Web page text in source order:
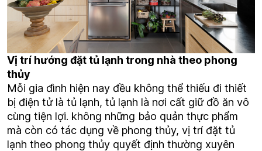
Vị trí hướng đặt tủ lạnh trong nhà theo phong
thủy
Mỗi gia đình hiện nay đều không thể thiếu đi thiết
bị điện tử là tủ lạnh, tủ lạnh là nơi cất giữ đồ ăn vô
cùng tiện lợi. không những bảo quản thực phẩm
mà còn có tác dụng về phong thủy, vị trí đặt tủ
lạnh theo phong thủy quyết định thường xuyên